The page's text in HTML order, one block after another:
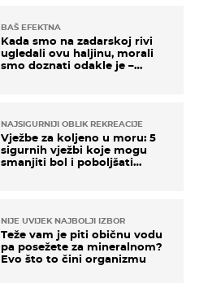
BAŠ EFEKTNA
Kada smo na zadarskoj rivi
ugledali ovu haljinu, morali
smo doznati odakle je –
NAJSIGURNIJI OBLIK REKREACIJE
Vježbe za koljeno u moru: 5
sigurnih vježbi koje mogu
smanjiti bol i poboljšati
NIJE UVIJEK NAJBOLJI IZBOR
Teže vam je piti običnu vodu
pa posežete za mineralnom?
Evo što to čini organizmu